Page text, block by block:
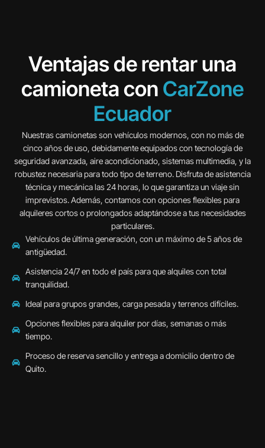
Ventajas de rentar una
camioneta con CarZone
Ecuador
Nuestras camionetas son vehículos modernos, con no más de
cinco años de uso, debidamente equipados con tecnología de
seguridad avanzada, aire acondicionado, sistemas multimedia, y la
robustez necesaria para todo tipo de terreno. Disfruta de asistencia
técnica y mecánica las 24 horas, lo que garantiza un viaje sin
imprevistos. Además, contamos con opciones flexibles para
alquileres cortos o prolongados adaptándose a tus necesidades
particulares.
Vehículos de última generación, con un máximo de 5 años de
antigüedad.
Asistencia 24/7 en todo el país para que alquiles con total
tranquilidad.
Ideal para grupos grandes, carga pesada y terrenos difíciles.
Opciones flexibles para alquiler por días, semanas o más
tiempo.
Proceso de reserva sencillo y entrega a domicilio dentro de
Quito.